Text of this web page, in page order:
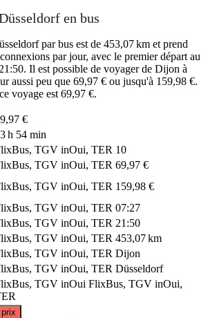
en bus
par bus est de 453,07 km et prend
par jour, avec le premier départ au
Il est possible de voyager de Dijon à
aussi peu que 69,97 € ou jusqu'à 159,98 €.
voyage est 69,97 €.
€
h 54 min
TGV inOui, TER 10
TGV inOui, TER 69,97 €
TGV inOui, TER 159,98 €
TGV inOui, TER 07:27
TGV inOui, TER 21:50
TGV inOui, TER 453,07 km
TGV inOui, TER Dijon
TGV inOui, TER Düsseldorf
TGV inOui FlixBus, TGV inOui,